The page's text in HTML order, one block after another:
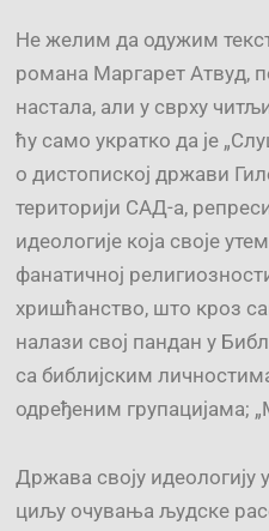
Не желим да одужим
романа Маргарет Атвуд,
настала, али у сврху
ћу само укратко да је
о дистопиској држави
територији САД-а,
идеологије која своје
фанатичној
хришћанство, што кроз
налази свој пандан у
са библијским
одређеним групацијама;
Држава своју идеологију
циљу очувања људске